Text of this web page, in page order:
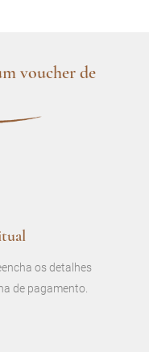
voucher de
os detalhes
de pagamento.